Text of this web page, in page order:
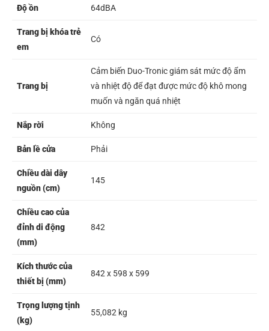
Độ ồn 64dBA
Trang bị khóa trẻ
em
Có
Trang bị
Cảm biến Duo-Tronic giám sát mức độ ẩm
và nhiệt độ để đạt được mức độ khô mong
muốn và ngăn quá nhiệt
Nắp rời Không
Bản lề cửa Phải
Chiều dài dây
nguồn (cm)
145
Chiều cao của
đỉnh di động
(mm)
842
Kích thước của
thiết bị (mm)
842 x 598 x 599
Trọng lượng tịnh
(kg)
55,082 kg